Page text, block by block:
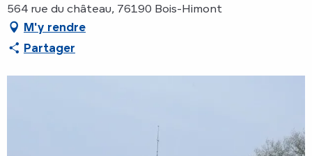
564 rue du château, 76190 Bois-Himont
M'y rendre
Partager